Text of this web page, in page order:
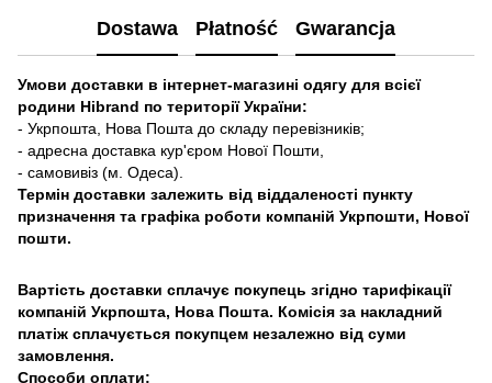
Dostawa Płatność Gwarancja
Умови доставки в інтернет-магазині одягу для всієї
родини Hibrand по території України:
- Укрпошта, Нова Пошта до складу перевізників;
- адресна доставка кур'єром Нової Пошти,
- самовивіз (м. Одеса).
Термін доставки залежить від віддаленості пункту
призначення та графіка роботи компаній Укрпошти, Нової
пошти.
Вартість доставки сплачує покупець згідно тарифікації
компаній Укрпошта, Нова Пошта. Комісія за накладний
платіж сплачується покупцем незалежно від суми
замовлення.
Способи оплати: